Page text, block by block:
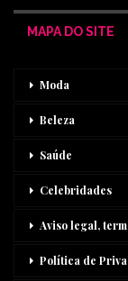
MAPA DO SITE
Moda
Beleza
Saúde
Celebridades
Aviso legal,
Política de